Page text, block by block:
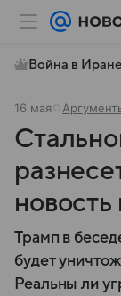
Война в Иране
16 мая
Трамп в
будет
Реальны ли